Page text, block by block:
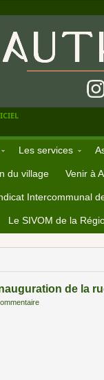
Les services
du village Venir à
Intercommunal
Le SIVOM de la
de la